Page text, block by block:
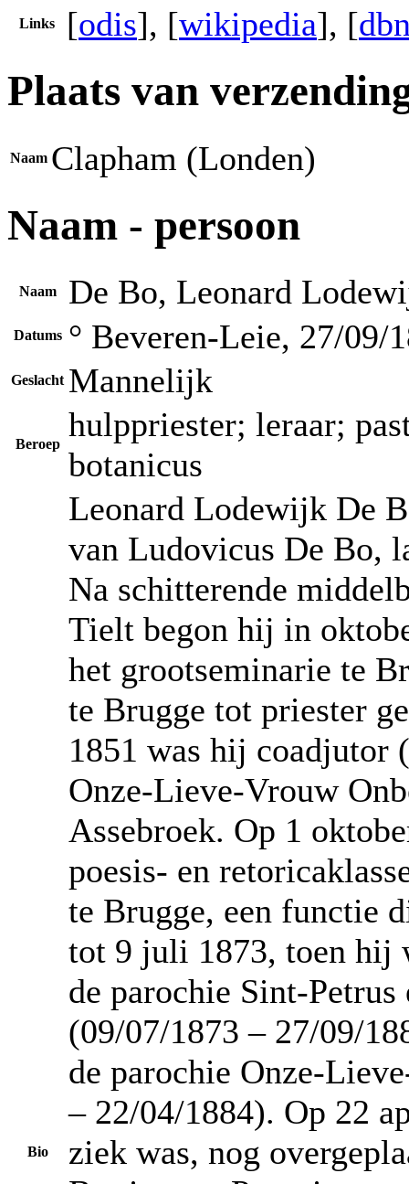
Links [odis], [wikipedia], [
Plaats van
Naam Clapham (Londen)
Naam - persoon
Naam De Bo, Leonard
Datums ° Beveren-Leie, 27/09/
Geslacht Mannelijk
Beroep
hulppriester; leraar;
botanicus
Bio
Leonard Lodewijk De
van Ludovicus De Bo,
Na schitterende
Tielt begon hij in
het grootseminarie te
te Brugge tot priester
1851 was hij coadjutor
Onze-Lieve-Vrouw
Assebroek. Op 1
poesis- en
te Brugge, een functie
tot 9 juli 1873, toen hij
de parochie Sint-
(09/07/1873 – 27/09/
de parochie Onze-
– 22/04/1884). Op 22
ziek was, nog